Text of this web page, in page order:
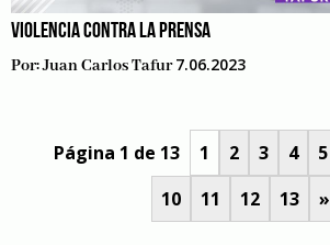
VIOLENCIA CONTRA LA PRENSA
Por:Juan Carlos Tafur 7.06.2023
Página 1 de 13 1 2 3 4 5
10
11 12 13 »